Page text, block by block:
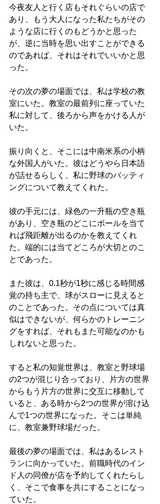
今夜友人と行く店もそれぐらいの店で
あり、もう大人になった私たちがその
ような店に行くのもどうかと思った
が、逆に当時を思い出すことができる
のであれば、それはそれでいいかと思
った。
その次の夢の場面では、私は学校の教
室にいた。教室の最前列に座っていた
私に対して、後ろから声をかける人が
いた。
振り向くと、そこには中南米系の小柄
な外国人がいた。彼はどうやら日本語
が話せるらしく、私に野球のバッティ
ングについて教えてくれた。
彼の手元には、緑色の一升瓶の空き瓶
があり、空き瓶のどこにボールを当て
れば飛距離が出るのかを教えてくれ
た。端的には当てどころが大切とのこ
とであった。
また彼は、0.1秒が1秒に感じる時間感
覚の持ち主で、球がスローに見えると
のことであった。その点については真
似はできないが、何らかのトレーニン
グをすれば、それもまた可能なのかも
しれないと思った。
すると私の知覚世界は、教室と野球場
の2つが混じり合っており、片方の世界
からもう片方の世界に交互に移動して
いると、ある時から2つの世界が溶け込
んで1つの世界になった。そこは単純
に、教室兼野球場だった。
最後の夢の場面では、私はあるレスト
ランに向かっていた。前職時代のイン
ド人の同僚が店を予約してくれたらし
く、そこで食事を共にすることになっ
ていた。